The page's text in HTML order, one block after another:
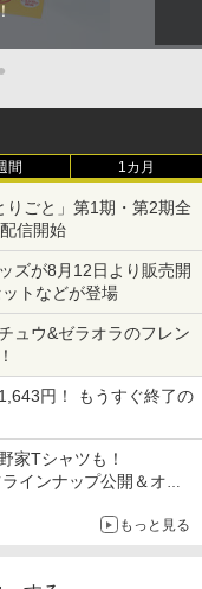
間 1カ月
ごと」第1期・第2期全
信開始
ズが8月12日より販売開
トなどが登場
ュウ&ゼラオラのフレン
円！ もうすぐ終了の
版」が67%オフで990円
家Tシャツも！
インナップ公開＆オン
もっと見る